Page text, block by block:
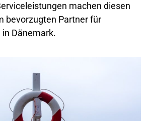
machen diesen
bevorzugten Partner für
Dänemark.